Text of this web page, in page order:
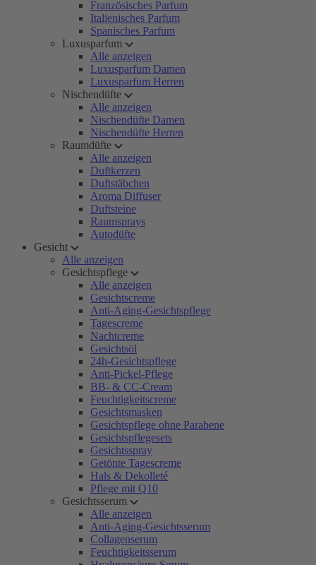
Französisches Parfum
Italienisches Parfum
Spanisches Parfum
Luxusparfum
Alle anzeigen
Luxusparfum Damen
Luxusparfum Herren
Nischendüfte
Alle anzeigen
Nischendüfte Damen
Nischendüfte Herren
Raumdüfte
Alle anzeigen
Duftkerzen
Duftstäbchen
Aroma Diffuser
Duftsteine
Raumsprays
Autodüfte
Gesicht
Alle anzeigen
Gesichtspflege
Alle anzeigen
Gesichtscreme
Anti-Aging-Gesichtspflege
Tagescreme
Nachtcreme
Gesichtsöl
24h-Gesichtspflege
Anti-Pickel-Pflege
BB- & CC-Cream
Feuchtigkeitscreme
Gesichtsmasken
Gesichtspflege ohne Parabene
Gesichtspflegesets
Gesichtsspray
Getönte Tagescreme
Hals & Dekolleté
Pflege mit Q10
Gesichtsserum
Alle anzeigen
Anti-Aging-Gesichtsserum
Collagenserum
Feuchtigkeitsserum